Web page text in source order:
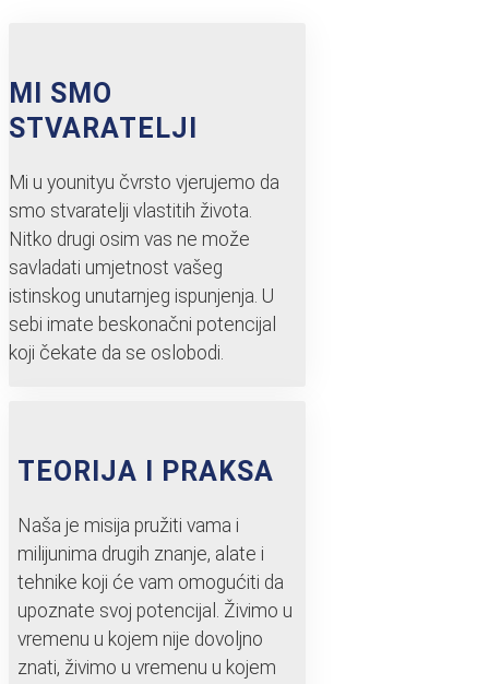
MI SMO
STVARATELJI
Mi u younityu čvrsto vjerujemo da
smo stvaratelji vlastitih života.
Nitko drugi osim vas ne može
savladati umjetnost vašeg
istinskog unutarnjeg ispunjenja. U
sebi imate beskonačni potencijal
koji čekate da se oslobodi.
TEORIJA I PRAKSA
Naša je misija pružiti vama i
milijunima drugih znanje, alate i
tehnike koji će vam omogućiti da
upoznate svoj potencijal. Živimo u
vremenu u kojem nije dovoljno
znati, živimo u vremenu u kojem